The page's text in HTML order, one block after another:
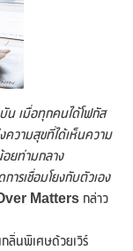
น เมื่อทุกคนได้โฟกัส
ความสุขที่ได้เห็นความ
ยท่ามกลาง
ารเชื่อมโยงกับตัวเอง
Matters กล่าว
ลิ่นพิเศษด้วยเวิร์